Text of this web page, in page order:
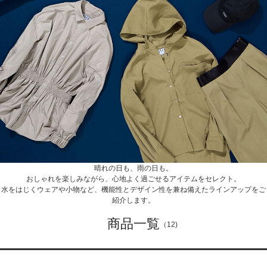
晴れの日も、雨の日も。
おしゃれを楽しみながら、心地よく過ごせるアイテムをセレクト。
水をはじくウェアや小物など、機能性とデザイン性を兼ね備えたラインアップをご
紹介します。
商品一覧 （12)